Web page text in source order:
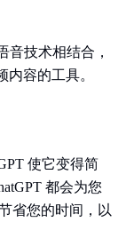
音技术相结合，
容的工具。
使它变得简
都会为您
省您的时间，以